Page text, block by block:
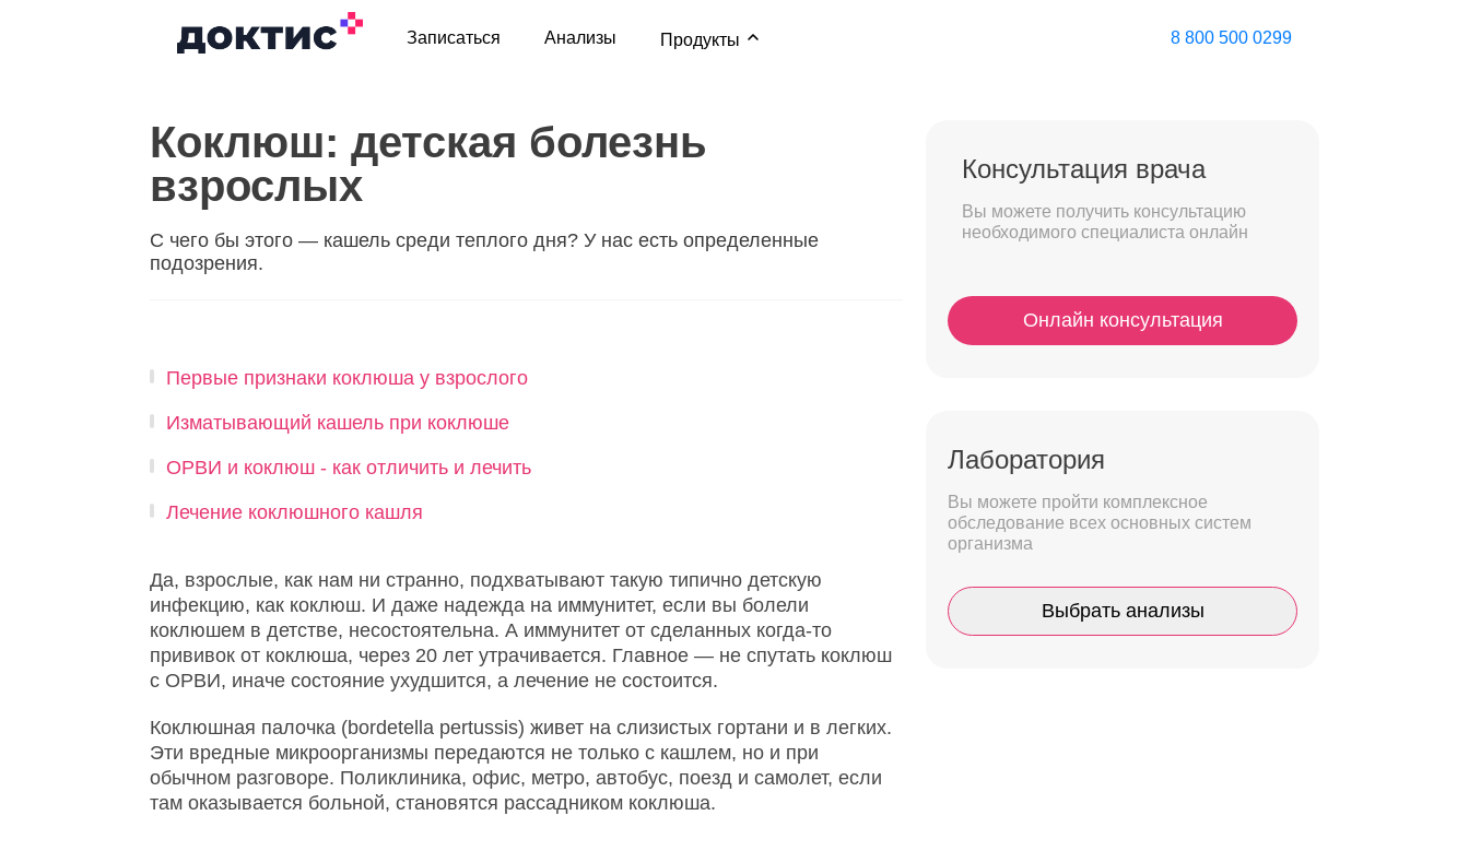
Записаться Анализы Продукты 8 800 500 0299
Коклюш: детская болезнь
взрослых
C чего бы этого — кашель среди теплого дня? У нас есть определенные
подозрения.
Первые признаки коклюша у взрослого
Изматывающий кашель при коклюше
ОРВИ и коклюш - как отличить и лечить
Лечение коклюшного кашля
Да, взрослые, как нам ни странно, подхватывают такую типично детскую
инфекцию, как коклюш. И даже надежда на иммунитет, если вы болели
коклюшем в детстве, несостоятельна. А иммунитет от сделанных когда-то
прививок от коклюша, через 20 лет утрачивается. Главное — не спутать коклюш
с ОРВИ, иначе состояние ухудшится, а лечение не состоится.
Коклюшная палочка (bordetella pertussis) живет на слизистых гортани и в легких.
Эти вредные микроорганизмы передаются не только с кашлем, но и при
обычном разговоре. Поликлиника, офис, метро, автобус, поезд и самолет, если
там оказывается больной, становятся рассадником коклюша.
Консультация врача
Вы можете получить консультацию
необходимого специалиста онлайн
Онлайн консультация
Лаборатория
Вы можете пройти комплексное
обследование всех основных систем
организма
Выбрать анализы